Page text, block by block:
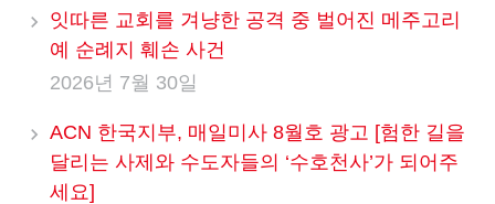
잇따른 교회를 겨냥한 공격 중 벌어진 메주고리
예 순례지 훼손 사건
2026년 7월 30일
ACN 한국지부, 매일미사 8월호 광고 [험한 길을
달리는 사제와 수도자들의 ‘수호천사’가 되어주
세요]